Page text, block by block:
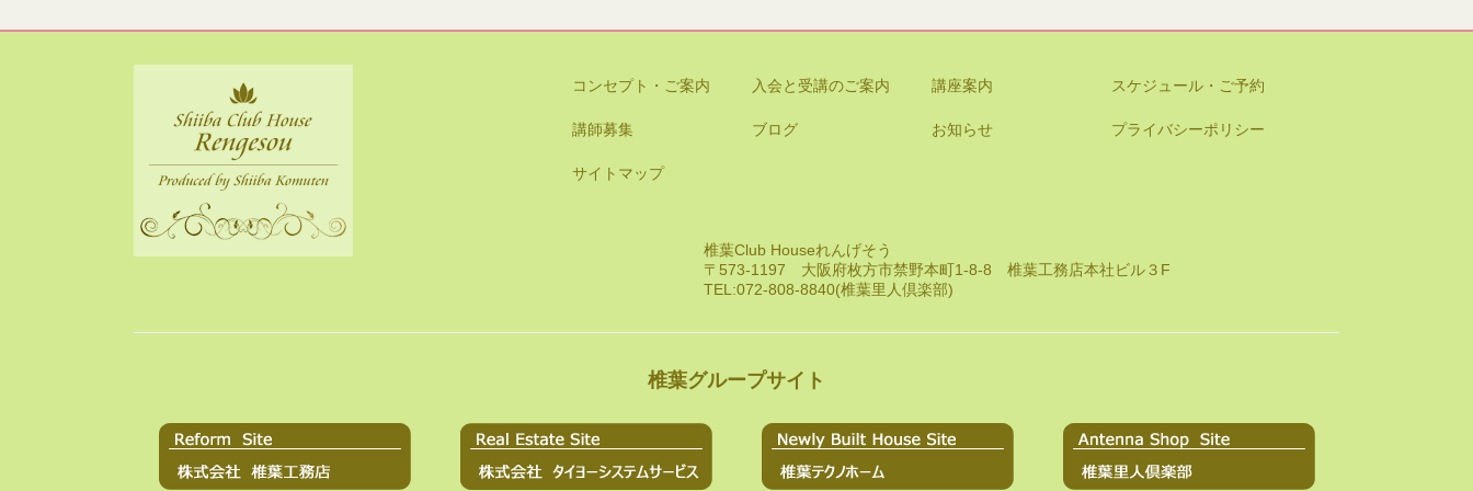
コンセプト・ご案内 入会と受講のご案内 講座案内 スケジュール・ご予約
講師募集 ブログ お知らせ プライバシーポリシー
サイトマップ
椎葉Club Houseれんげそう
〒573-1197 大阪府枚方市禁野本町1-8-8 椎葉工務店本社ビル３F
TEL:072-808-8840(椎葉里人倶楽部)
椎葉グループサイト